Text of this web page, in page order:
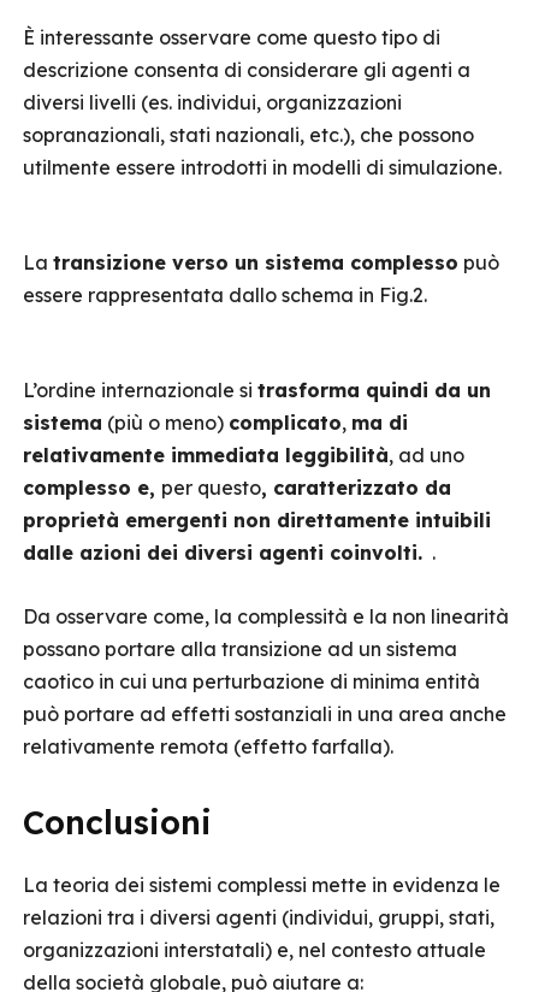
È interessante osservare come questo tipo di
descrizione consenta di considerare gli agenti a
diversi livelli (es. individui, organizzazioni
sopranazionali, stati nazionali, etc.), che possono
utilmente essere introdotti in modelli di simulazione.
La transizione verso un sistema complesso può
essere rappresentata dallo schema in Fig.2.
L’ordine internazionale si trasforma quindi da un
sistema (più o meno) complicato, ma di
relativamente immediata leggibilità, ad uno
complesso e, per questo, caratterizzato da
proprietà emergenti non direttamente intuibili
dalle azioni dei diversi agenti coinvolti. .
Da osservare come, la complessità e la non linearità
possano portare alla transizione ad un sistema
caotico in cui una perturbazione di minima entità
può portare ad effetti sostanziali in una area anche
relativamente remota (effetto farfalla).
Conclusioni
La teoria dei sistemi complessi mette in evidenza le
relazioni tra i diversi agenti (individui, gruppi, stati,
organizzazioni interstatali) e, nel contesto attuale
della società globale, può aiutare a: